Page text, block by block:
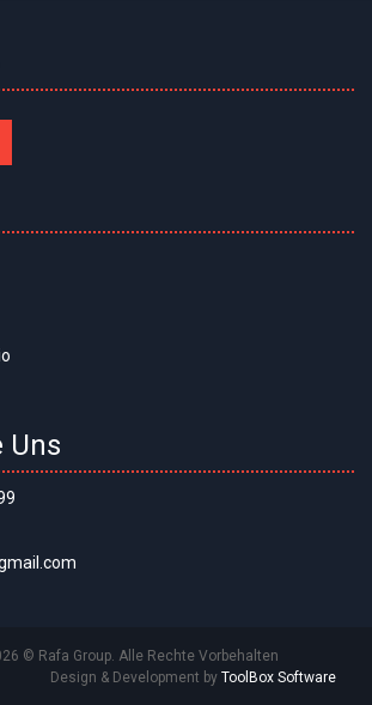
Uns
© Rafa Group. Alle Rechte Vorbehalten
Design & Development by ToolBox Software